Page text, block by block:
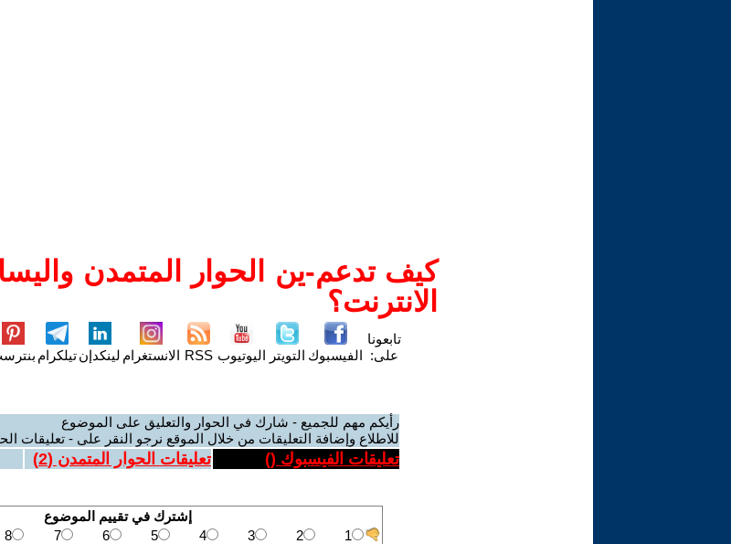
كيف تدعم-ين الحوار المتمدن
الانترنت؟
تابعونا
على: الفيسبوك التويتر اليوتيوب RSS الانستغرام لينكدإنتيلكرام
رأيكم مهم للجميع - شارك في الحوار والتعليق على الموضوع
للاطلاع وإضافة التعليقات من خلال الموقع نرجو النقر على - تعليقات
تعليقات الفيسبوك () تعليقات الحوار المتمدن (2
)